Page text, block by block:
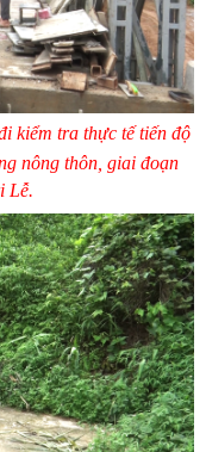
kiểm tra thực tế tiến độ
nông thôn, giai đoạn
Lễ.